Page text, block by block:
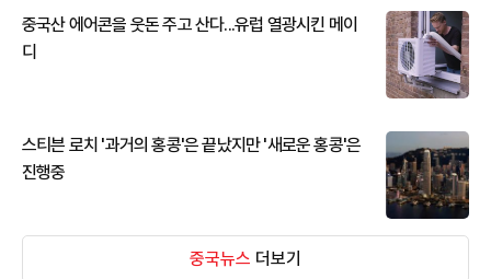
중국산 에어콘을 웃돈 주고 산다...유럽 열광시킨 메이
디
스티븐 로치 '과거의 홍콩'은 끝났지만 '새로운 홍콩'은
진행중
중국뉴스 더보기